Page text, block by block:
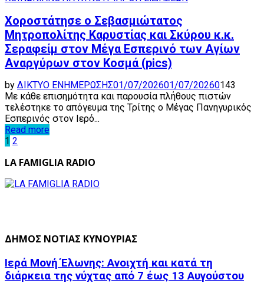
Χοροστάτησε ο Σεβασμιώτατος
Μητροπολίτης Καρυστίας και Σκύρου κ.κ.
Σεραφείμ στον Μέγα Εσπερινό των Αγίων
Αναργύρων στον Κοσμά (pics)
by ΔΙΚΤΥΟ ΕΝΗΜΕΡΩΣΗΣ01/07/202601/07/20260143
Με κάθε επισημότητα και παρουσία πλήθους πιστών
τελέστηκε το απόγευμα της Τρίτης ο Μέγας Πανηγυρικός
Εσπερινός στον Ιερό...
Read more
Posts
pagination
1 2
LA FAMIGLIA RADIO
ΔΗΜΟΣ ΝΟΤΙΑΣ ΚΥΝΟΥΡΙΑΣ
Ιερά Μονή Έλωνης: Ανοιχτή και κατά τη
διάρκεια της νύχτας από 7 έως 13 Αυγούστου